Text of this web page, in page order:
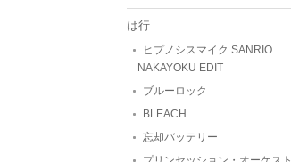
は行
ヒプノシスマイク SANRIO
NAKAYOKU EDIT
ブルーロック
BLEACH
忘却バッテリー